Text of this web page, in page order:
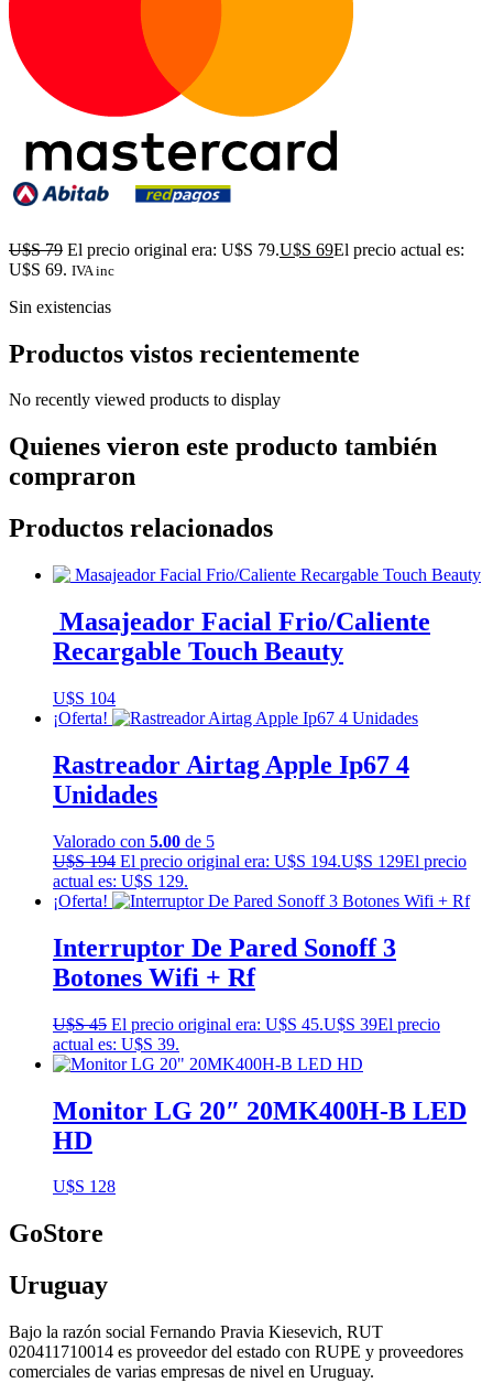
U$S79 El precio original era: U$S 79.U$S 69El precio actual es:
U$S 69. IVA inc
Sin existencias
Productos vistos recientemente
No recently viewed products to display
Quienes vieron este producto también
compraron
Productos relacionados
Masajeador Facial Frio/Caliente
Recargable Touch Beauty
U$S 104
¡Oferta!
Rastreador Airtag Apple Ip67 4
Unidades
Valorado con 5.00 de 5
U$S194 El precio original era: U$S 194.U$S 129El precio
actual es: U$S 129.
¡Oferta!
Interruptor De Pared Sonoff 3
Botones Wifi + Rf
U$S45 El precio original era: U$S 45.U$S 39El precio
actual es: U$S 39.
Monitor LG 20″ 20MK400H-B LED
HD
U$S 128
GoStore
Uruguay
Bajo la razón social Fernando Pravia Kiesevich, RUT
020411710014 es proveedor del estado con RUPE y proveedores
comerciales de varias empresas de nivel en Uruguay.